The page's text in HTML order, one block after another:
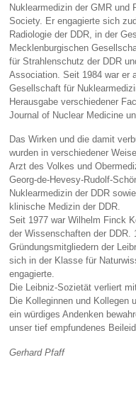
Nuklearmedizin der GMR und
Society. Er engagierte sich
Radiologie der DDR, in der
Mecklenburgischen
für Strahlenschutz der DDR
Association. Seit 1984 war er
Gesellschaft für
Herausgabe verschiedener
Journal of Nuclear Medicine
Das Wirken und die damit
wurden in verschiedener
Arzt des Volkes und
Georg-de-Hevesy-Rudolf-
Nuklearmedizin der DDR
klinische Medizin der DDR.
Seit 1977 war Wilhelm Finck
der Wissenschaften der DDR.
Gründungsmitgliedern der
sich in der Klasse für
engagierte.
Die Leibniz-Sozietät verliert
Die Kolleginnen und Kollegen
ein würdiges Andenken
unser tief empfundenes
Gerhard Pfaff